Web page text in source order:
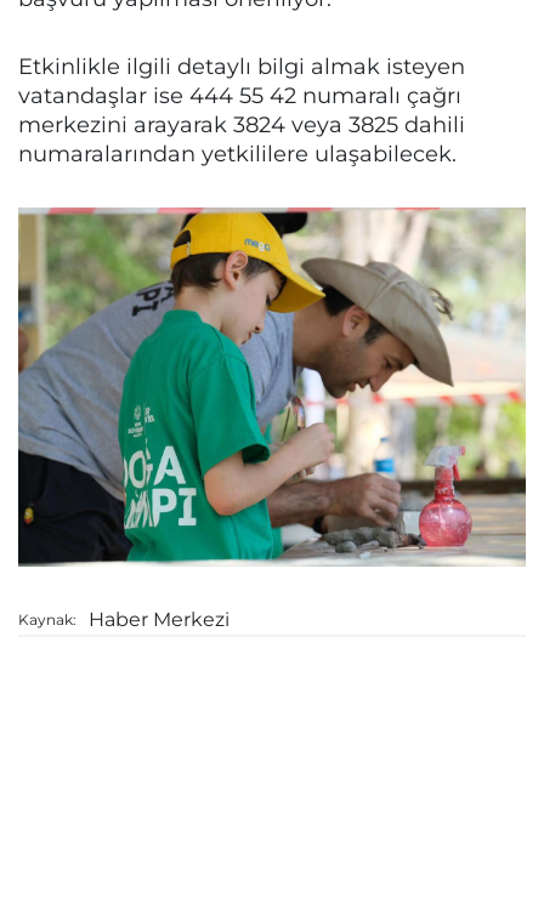
Etkinlikle ilgili detaylı bilgi almak isteyen
vatandaşlar ise 444 55 42 numaralı çağrı
merkezini arayarak 3824 veya 3825 dahili
numaralarından yetkililere ulaşabilecek.
Kaynak: Haber Merkezi